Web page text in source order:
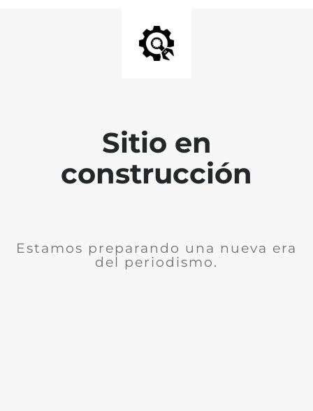
Sitio en
construcción
Estamos preparando una nueva era
del periodismo.